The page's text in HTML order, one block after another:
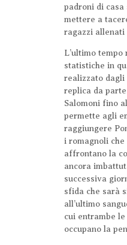
padroni di casa
mettere a
ragazzi allenati
L’ultimo tempo
statistiche in
realizzato
replica da
Salomoni fino
permette agli
raggiungere
i romagnoli che
affrontano la
ancora
successiva
sfida che sarà
all’ultimo
cui entrambe
occupano la